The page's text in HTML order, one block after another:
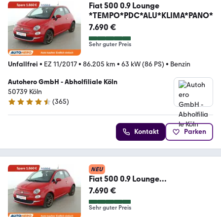
Fiat 500 0.9 Lounge
*TEMPO*PDC*ALU*KLIMA*PANO*
7.690 €
Sehr guter Preis
Unfallfrei • EZ 11/2017• 86.205 km • 63 kW (86 PS) • Benzin
Autohero GmbH - Abholfiliale Köln
50739 Köln
4.6 Sterne
(365)
Kontakt Parken
NEU
Fiat 500 0.9 Lounge
*TEMPO*PDC*ALU*KLIMA*PANO*
7.690 €
Sehr guter Preis